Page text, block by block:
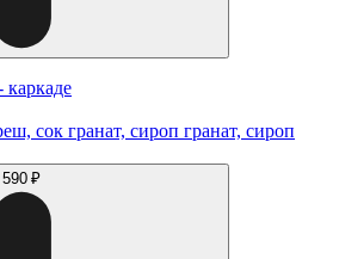
сок гранат, сироп гранат, сироп
590 ₽